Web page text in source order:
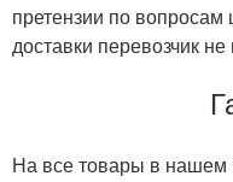
претензии по вопросам
доставки перевозчик не
На все товары в нашем